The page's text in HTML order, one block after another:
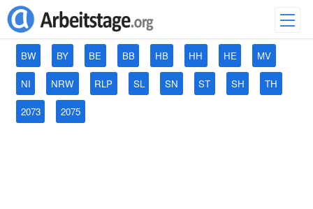
BW BY BE BB HB HH HE MV
NI NRW RLP SL SN ST SH TH
2073 2075